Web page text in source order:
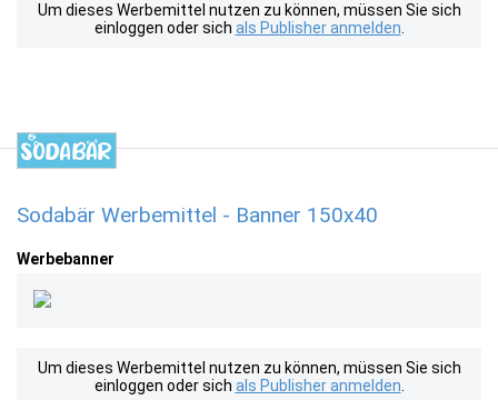
Um dieses Werbemittel nutzen zu können, müssen Sie sich
einloggen oder sich als Publisher anmelden
Sodabär Werbemittel - Banner 150x40
Werbebanner
Um dieses Werbemittel nutzen zu können, müssen Sie sich
einloggen oder sich als Publisher anmelden